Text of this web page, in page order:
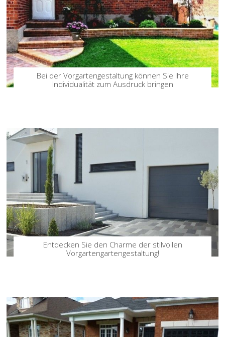
Bei der Vorgartengestaltung können Sie Ihre
Individualität zum Ausdruck bringen
Entdecken Sie den Charme der stilvollen
Vorgartengartengestaltung!